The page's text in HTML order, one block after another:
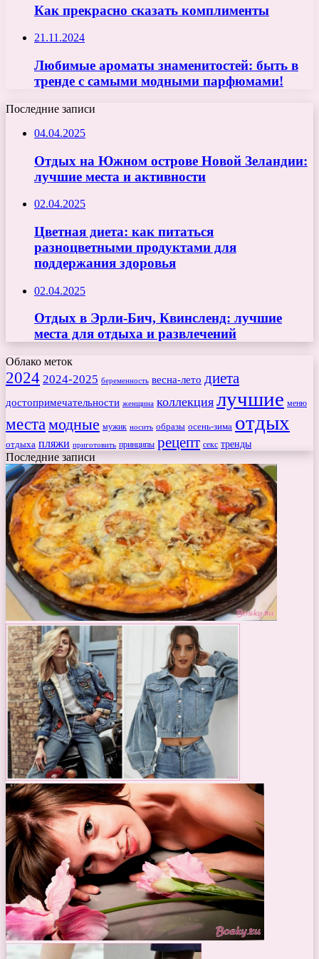
Как прекрасно сказать комплименты
21.11.2024
Любимые ароматы знаменитостей: быть в
тренде с самыми модными парфюмами!
Последние записи
04.04.2025
Отдых на Южном острове Новой Зеландии:
лучшие места и активности
02.04.2025
Цветная диета: как питаться
разноцветными продуктами для
поддержания здоровья
02.04.2025
Отдых в Эрли-Бич, Квинсленд: лучшие
места для отдыха и развлечений
Облако меток
2024 2024-2025 беременность весна-лето диета
достопримечательности женщина коллекция лучшие меню
места модные мужик носить образы осень-зима отдых
отдыха пляжи приготовить принципы рецепт секс тренды
Последние записи